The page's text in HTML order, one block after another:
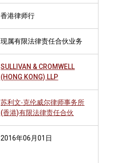
香港律师行
现属有限法律责任合伙业务
SULLIVAN & CROMWELL
(HONG KONG) LLP
苏利文‧克伦威尔律师事务所
(香港)有限法律责任合伙
2016年06月01日